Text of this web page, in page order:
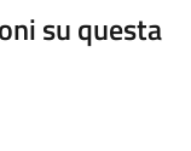
su questa